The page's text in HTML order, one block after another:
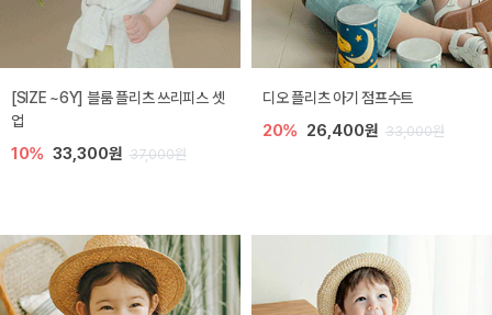
[SIZE ~6Y] 블룸 플리츠 쓰리피스 셋
업
10% 33,300원 37,000원
디오 플리츠 아기 점프수트
20% 26,400원 33,000원